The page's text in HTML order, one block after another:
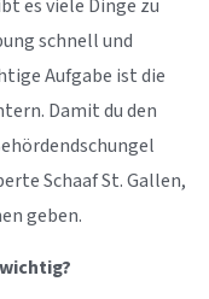
es viele Dinge zu
schnell und
Aufgabe ist die
Damit du den
Schaaf St. Gallen,
geben.